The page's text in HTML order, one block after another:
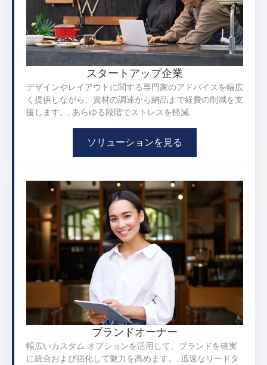
スタートアップ企業
デザインやレイアウトに関する専門家のアドバイスを幅広
く提供しながら、資材の調達から納品まで経費の削減を支
援します。, あらゆる段階でストレスを軽減.
ソリューションを見る
ブランドオーナー
幅広いカスタム オプションを活用して、ブランドを確実
に統合および強化して魅力を高めます。. 迅速なリードタ